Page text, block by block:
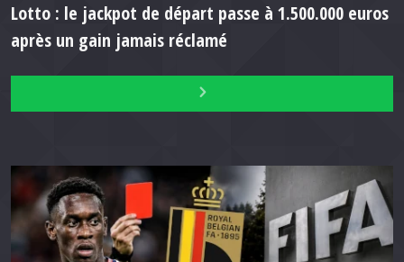
Lotto : le jackpot de départ passe à 1.500.000 euros
après un gain jamais réclamé